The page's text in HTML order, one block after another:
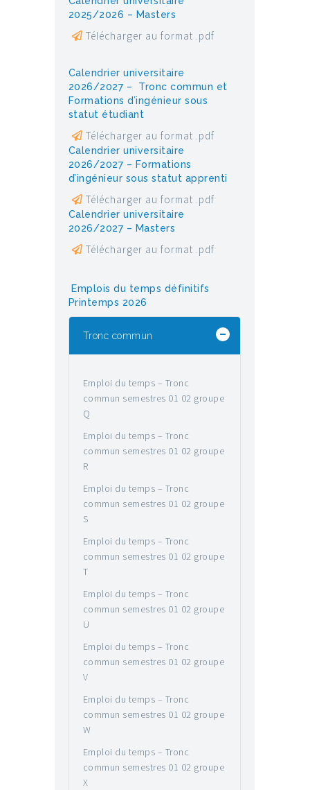
2025/2026 – Masters
Télécharger au format .pdf
Calendrier universitaire
2026/2027 – Tronc commun et
Formations d’ingénieur sous
statut étudiant
Télécharger au format .pdf
Calendrier universitaire
2026/2027 – Formations
d’ingénieur sous statut apprenti
Télécharger au format .pdf
Calendrier universitaire
2026/2027 – Masters
Télécharger au format .pdf
Emplois du temps définitifs
Printemps 2026
Tronc commun
Emploi du temps – Tronc
commun semestres 01 02 groupe
Q
Emploi du temps – Tronc
commun semestres 01 02 groupe
R
Emploi du temps – Tronc
commun semestres 01 02 groupe
S
Emploi du temps – Tronc
commun semestres 01 02 groupe
T
Emploi du temps – Tronc
commun semestres 01 02 groupe
U
Emploi du temps – Tronc
commun semestres 01 02 groupe
V
Emploi du temps – Tronc
commun semestres 01 02 groupe
W
Emploi du temps – Tronc
commun semestres 01 02 groupe
X